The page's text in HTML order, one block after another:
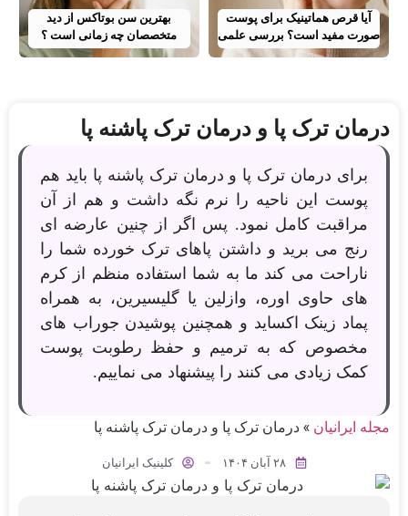
آیا قرص هماتینیک برای پوست
صورت مفید است؟ بررسی علمی
بهترین سن بوتاکس از دید
متخصصان چه زمانی است ؟
درمان ترک پا و درمان ترک پاشنه پا
برای درمان ترک پا و درمان ترک پاشنه پا باید هم
پوست این ناحیه را نرم نگه داشت و هم از آن
مراقبت کامل نمود. پس اگر از چنین عارضه ای
رنج می برید و داشتن پاهای ترک خورده شما را
ناراحت می کند ما به شما استفاده منظم از کرم
های حاوی اوره، وازلین یا گلیسیرین، به همراه
پماد زینک اکساید و همچنین پوشیدن جوراب های
مخصوص که به ترمیم و حفظ رطوبت پوست
کمک زیادی می کنند را پیشنهاد می نماییم.
مجله ایرانیان »درمان ترک پا و درمان ترک پاشنه پا
۲۸ آبان ۱۴۰۴ کلینیک ایرانیان